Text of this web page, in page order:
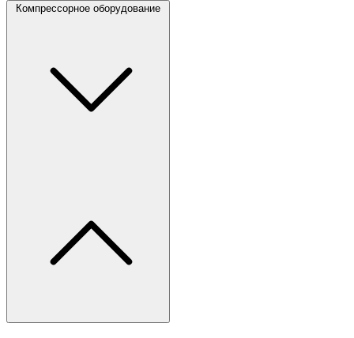
Компрессорное оборудование